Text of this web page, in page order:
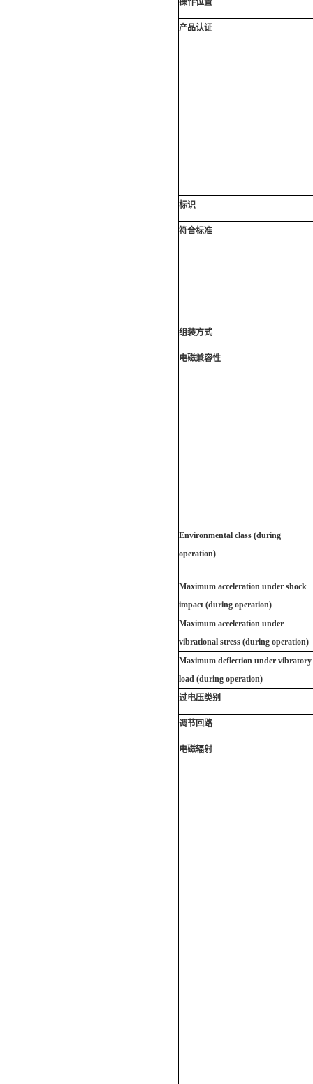
操作位置
产品认证
标识
符合标准
组装方式
电磁兼容性
Environmental class (during
operation)
Maximum acceleration under shock
impact (during operation)
Maximum acceleration under
vibrational stress (during operation)
Maximum deflection under vibratory
load (during operation)
过电压类别
调节回路
电磁辐射